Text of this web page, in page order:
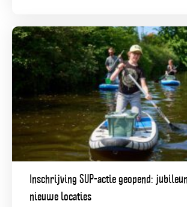
Inschrijving
SUP-
geopend:
jubileumeditie
met
nieuwe
locaties
Inschrijving SUP-actie geopend:
nieuwe locaties